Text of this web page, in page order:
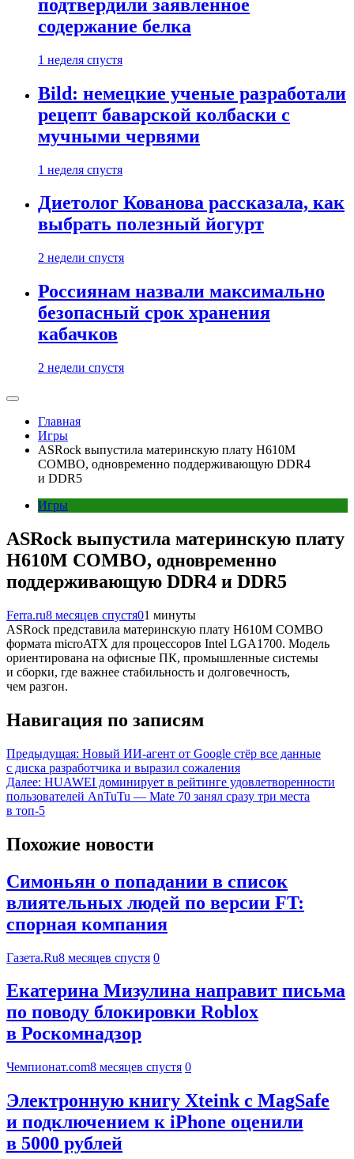
подтвердили заявленное
содержание белка
1 неделя спустя
Bild: немецкие ученые разработали
рецепт баварской колбаски с
мучными червями
1 неделя спустя
Диетолог Кованова рассказала, как
выбрать полезный йогурт
2 недели спустя
Россиянам назвали максимально
безопасный срок хранения
кабачков
2 недели спустя
Главная
Игры
ASRock выпустила материнскую плату H610M
COMBO, одновременно поддерживающую DDR4
и DDR5
Игры
ASRock выпустила материнскую плату
H610M COMBO, одновременно
поддерживающую DDR4 и DDR5
Ferra.ru8 месяцев спустя01 минуты
ASRock представила материнскую плату H610M COMBO
формата microATX для процессоров Intel LGA1700. Модель
ориентирована на офисные ПК, промышленные системы
и сборки, где важнее стабильность и долговечность,
чем разгон.
Навигация по записям
Предыдущая: Новый ИИ-агент от Google стёр все данные
с диска разработчика и выразил сожаления
Далее: HUAWEI доминирует в рейтинге удовлетворенности
пользователей AnTuTu — Mate 70 занял сразу три места
в топ-5
Похожие новости
Симоньян о попадании в список
влиятельных людей по версии FT:
спорная компания
Газета.Ru8 месяцев спустя 0
Екатерина Мизулина направит письма
по поводу блокировки Roblox
в Роскомнадзор
Чемпионат.com8 месяцев спустя 0
Электронную книгу Xteink с MagSafe
и подключением к iPhone оценили
в 5000 рублей